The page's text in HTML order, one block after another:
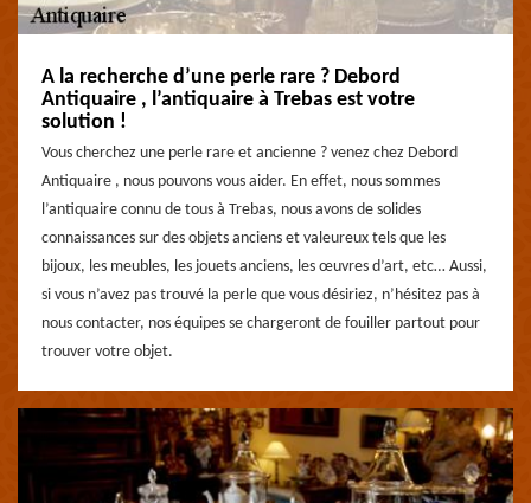
A la recherche d’une perle rare ? Debord
Antiquaire , l’antiquaire à Trebas est votre
solution !
Vous cherchez une perle rare et ancienne ? venez chez Debord
Antiquaire , nous pouvons vous aider. En effet, nous sommes
l’antiquaire connu de tous à Trebas, nous avons de solides
connaissances sur des objets anciens et valeureux tels que les
bijoux, les meubles, les jouets anciens, les œuvres d’art, etc… Aussi,
si vous n’avez pas trouvé la perle que vous désiriez, n’hésitez pas à
nous contacter, nos équipes se chargeront de fouiller partout pour
trouver votre objet.